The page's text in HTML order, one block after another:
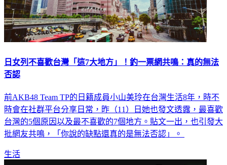
日女列不喜歡台灣「這7大地方」！釣一票網共鳴：真的無法
否認
前AKB48 Team TP的日籍成員小山美玲在台灣生活8年，時不
時會在社群平台分享日常，昨（11）日她也發文透露，最喜歡
台灣的5個原因以及最不喜歡的7個地方。貼文一出，也引發大
批網友共鳴，「你說的缺點還真的是無法否認」。
生活